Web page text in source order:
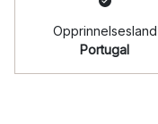
Opprinnelsesland
Portugal